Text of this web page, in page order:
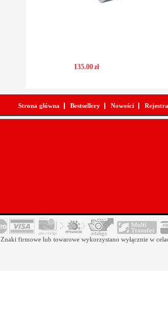
135.00zł
Strona główna Bestsellery Nowości
Znaki firmowe lub towarowe wykorzystano wyłącznie w